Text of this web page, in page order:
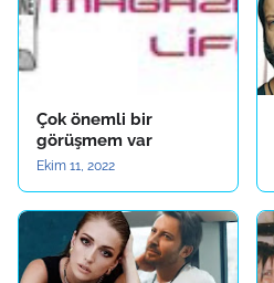
Çok önemli bir
görüşmem var
Ekim 11, 2022